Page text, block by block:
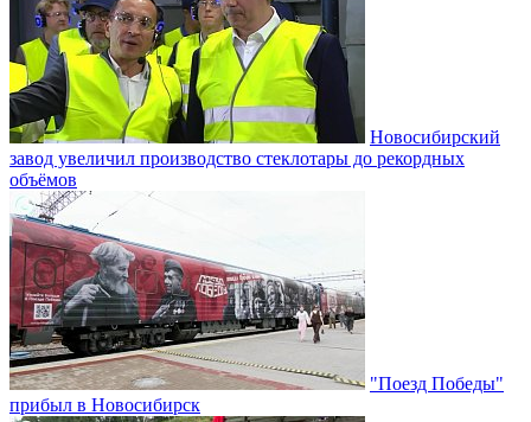
Новосибирский
завод увеличил производство стеклотары до рекордных
объёмов
"Поезд Победы"
прибыл в Новосибирск